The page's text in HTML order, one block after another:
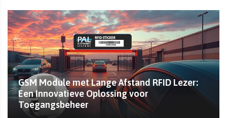
GSM Module met Lange Afstand RFID Lezer:
Een Innovatieve Oplossing voor
Toegangsbeheer